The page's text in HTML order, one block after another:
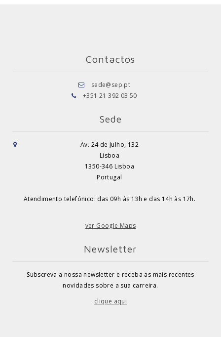
Contactos
sede@sep.pt
+351 21 392 03 50
Sede
Av. 24 de Julho, 132
Lisboa
1350-346 Lisboa
Portugal
Atendimento telefónico: das 09h às 13h e das 14h às 17h.
ver Google Maps
Newsletter
Subscreva a nossa newsletter e receba as mais recentes
novidades sobre a sua carreira.
clique aqui